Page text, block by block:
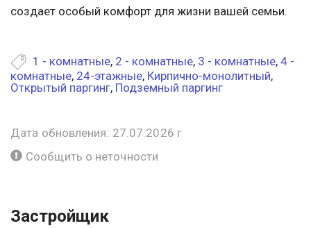
создает особый комфорт для жизни вашей семьи.
1 - комнатные, 2 - комнатные, 3 - комнатные, 4 -
комнатные, 24-этажные, Кирпично-монолитный,
Открытый паргинг, Подземный паргинг
Дата обновления: 27.07.2026 г
Сообщить о неточности
Застройщик